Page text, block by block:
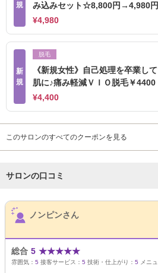
規
み込みセット☆8,800円→4,980円
¥4,980
新
規
脱毛
《新規女性》自己処理を卒業し
肌に♪痛み軽減ＶＩＯ脱毛￥
¥4,400
このサロンのすべてのクーポンを見る
サロンの口コミ
サロンPick Up
ノンピンさん
総合 5 ★★★★★
雰囲気： 5 接客サービス： 5 技術・仕上がり： 5 メニ